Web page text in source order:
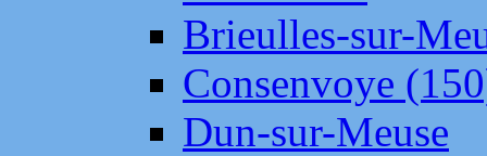
Brieulles-sur-
Consenvoye
Dun-sur-Meuse